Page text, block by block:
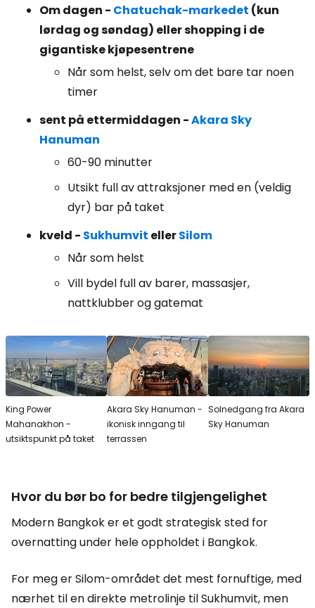
Om dagen - Chatuchak-markedet (kun
lørdag og søndag) eller shopping i de
gigantiske kjøpesentrene
Når som helst, selv om det bare tar noen
timer
sent på ettermiddagen -Akara Sky
Hanuman
60-90 minutter
Utsikt full av attraksjoner med en (veldig
dyr) bar på taket
kveld - Sukhumvit ellerSilom
Når som helst
Vill bydel full av barer, massasjer,
nattklubber og gatemat
King Power
Mahanakhon -
utsiktspunkt på taket
Akara Sky Hanuman -
ikonisk inngang til
terrassen
Solnedgang fra Akara
Sky Hanuman
Hvor du bør bo for bedre tilgjengelighet
Modern Bangkok er et godt strategisk sted for
overnatting under hele oppholdet i Bangkok.
For meg er Silom-området det mest fornuftige, med
nærhet til en direkte metrolinje til Sukhumvit, men